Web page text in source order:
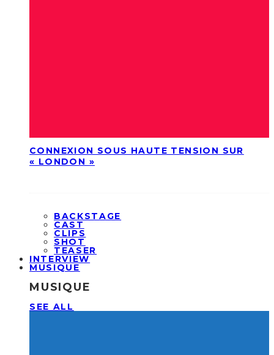
CONNEXION SOUS HAUTE TENSION SUR
« LONDON »
BACKSTAGE
CAST
CLIPS
SHOT
TEASER
INTERVIEW
MUSIQUE
MUSIQUE
SEE ALL